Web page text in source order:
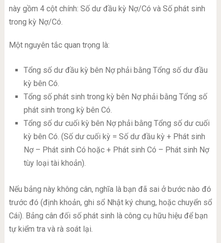
này gồm 4 cột chính: Số dư đầu kỳ Nợ/Có và Số phát sinh
trong kỳ Nợ/Có.
Một nguyên tắc quan trọng là:
Tổng số dư đầu kỳ bên Nợ phải bằng Tổng số dư đầu
kỳ bên Có.
Tổng số phát sinh trong kỳ bên Nợ phải bằng Tổng số
phát sinh trong kỳ bên Có.
Tổng số dư cuối kỳ bên Nợ phải bằng Tổng số dư cuối
kỳ bên Có. (Số dư cuối kỳ = Số dư đầu kỳ + Phát sinh
Nợ – Phát sinh Có hoặc + Phát sinh Có – Phát sinh Nợ
tùy loại tài khoản).
Nếu bảng này không cân, nghĩa là bạn đã sai ở bước nào đó
trước đó (định khoản, ghi sổ Nhật ký chung, hoặc chuyển sổ
Cái). Bảng cân đối số phát sinh là công cụ hữu hiệu để bạn
tự kiểm tra và rà soát lại.